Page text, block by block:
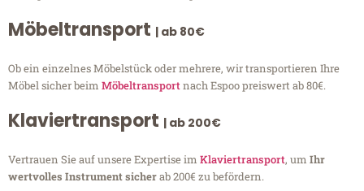
Möbeltransport | ab 80€
Ob ein einzelnes Möbelstück oder mehrere, wir transportieren Ihre
Möbel sicher beim Möbeltransportnach Espoo preiswert ab 80€.
Klaviertransport | ab 200€
Vertrauen Sie auf unsere Expertise im Klaviertransport, um Ihr
wertvolles Instrument sicherab 200€ zu befördern.